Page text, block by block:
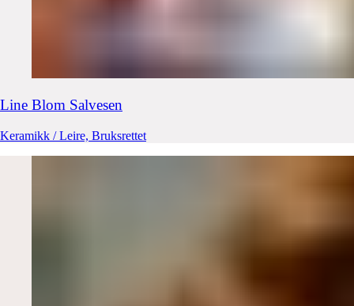
Line Blom Salvesen
Keramikk / Leire, Bruksrettet